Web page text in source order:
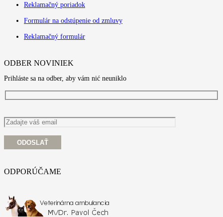
Reklamačný poriadok
Formulár na odstúpenie od zmluvy
Reklamačný formulár
ODBER NOVINIEK
Prihláste sa na odber, aby vám nić neuniklo
ODPORÚČAME